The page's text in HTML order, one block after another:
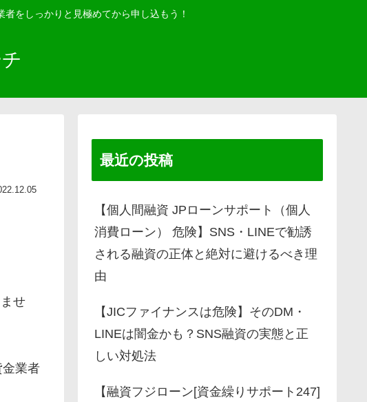
をしっかりと見極めてから申し込もう！
せ
業者
最近の投稿
【個人間融資 JPローンサポート（個人
消費ローン） 危険】SNS・LINEで勧誘
される融資の正体と絶対に避けるべき理
由
【JICファイナンスは危険】そのDM・
LINEは闇金かも？SNS融資の実態と正
しい対処法
【融資フジローン[資金繰りサポート247]